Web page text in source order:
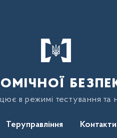
в режимі тестування та
Теруправління Контакти